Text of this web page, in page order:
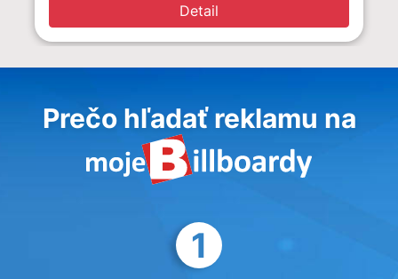
Detail
Prečo hľadať reklamu na
1